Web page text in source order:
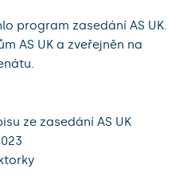
program zasedání AS UK.
AS UK a zveřejněn na
ze zasedání AS UK